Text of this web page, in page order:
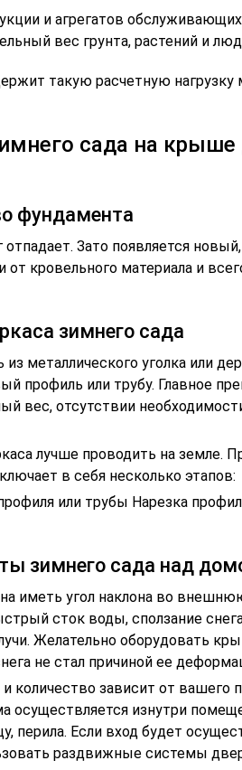
и агрегатов
вес грунта, растений и
такую расчетную нагрузку
сада на
фундамента
Зато появляется
от кровельного материала и
зимнего сада
металлического уголка или
профиль или трубу. Главное
вес, отсутствии
лучше проводить на земле.
в себя несколько этапов:
или трубы Нарезка
зимнего сада над
иметь угол наклона во
сток воды, сползание
Желательно оборудовать
не стал причиной ее
количество зависит от вашего
осуществляется изнутри
перила. Если вход будет
раздвижные системы